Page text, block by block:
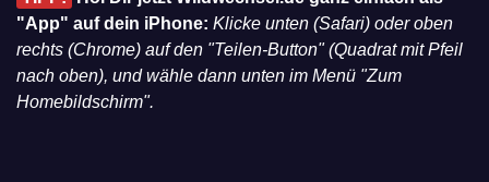
TIPP: Hol Dir jetzt Wildwechsel.de ganz einfach als
"App" auf dein iPhone:Klicke unten (Safari) oder oben
rechts (Chrome) auf den "Teilen-Button" (Quadrat mit Pfeil